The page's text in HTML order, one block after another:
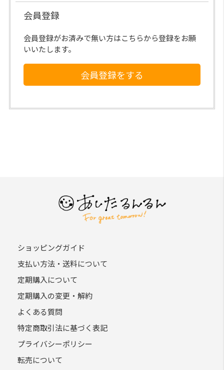
会員登録
会員登録がお済みで無い方はこちらから登録をお願
いいたします。
会員登録をする
ショッピングガイド
支払い方法・送料について
定期購入について
定期購入の変更・解約
よくある質問
特定商取引法に基づく表記
プライバシーポリシー
転売について